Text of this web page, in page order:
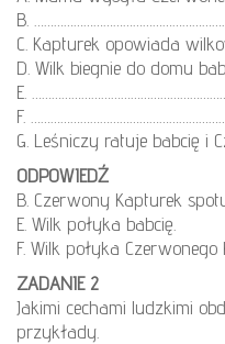
B.
C. Kapturek opowiada
D. Wilk biegnie do domu
E.
F.
G. Leśniczy ratuje babcię i
ODPOWIEDŹ
B. Czerwony Kapturek
E. Wilk połyka babcię.
F. Wilk połyka Czerwonego
ZADANIE 2
Jakimi cechami ludzkimi
przykłady.